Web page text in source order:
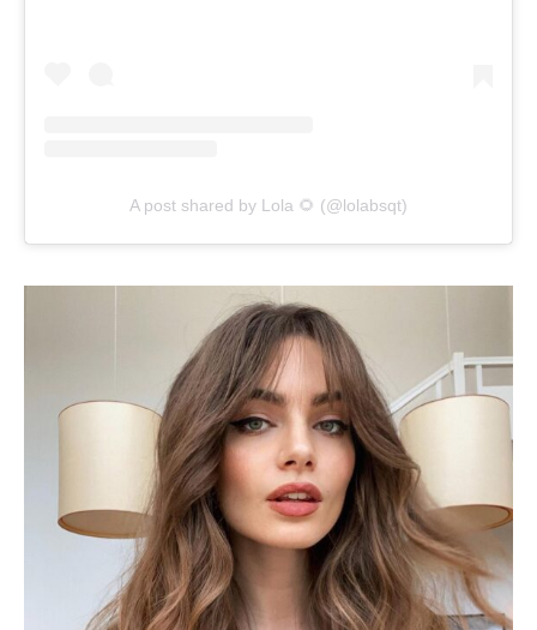
A post shared by Lola 🌻 (@lolabsqt)